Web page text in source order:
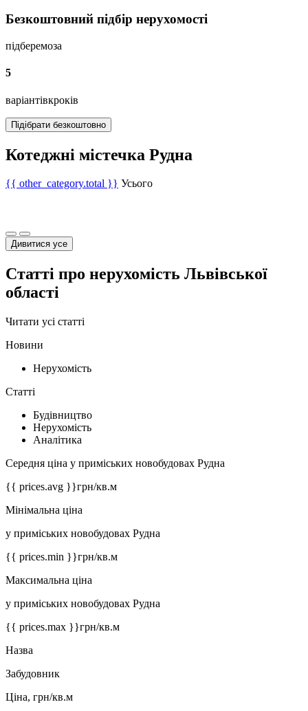
Безкоштовний підбір нерухомості
підберемоза
5
варіантівкроків
Підібрати безкоштовно
Котеджні містечка Рудна
{{ other_category.total }} Усього
Дивитися усе
Статті про нерухомість Львівської
області
Читати усі статті
Новини
Нерухомість
Статті
Будівництво
Нерухомість
Аналітика
Середня ціна у приміських новобудовах Рудна
{{ prices.avg }}грн/кв.м
Мінімальна ціна
у приміських новобудовах Рудна
{{ prices.min }}грн/кв.м
Максимальна ціна
у приміських новобудовах Рудна
{{ prices.max }}грн/кв.м
Назва
Забудовник
Ціна, грн/кв.м